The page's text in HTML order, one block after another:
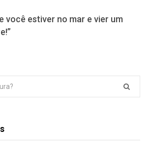
você estiver no mar e vier um